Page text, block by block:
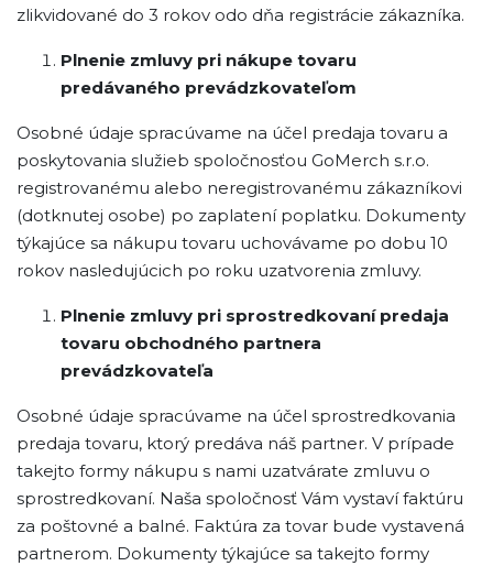
zlikvidované do 3 rokov odo dňa registrácie zákazníka.
Plnenie zmluvy pri nákupe tovaru
predávaného prevádzkovateľom
Osobné údaje spracúvame na účel predaja tovaru a
poskytovania služieb spoločnosťou GoMerch s.r.o.
registrovanému alebo neregistrovanému zákazníkovi
(dotknutej osobe) po zaplatení poplatku. Dokumenty
týkajúce sa nákupu tovaru uchovávame po dobu 10
rokov nasledujúcich po roku uzatvorenia zmluvy.
Plnenie zmluvy pri sprostredkovaní predaja
tovaru obchodného partnera
prevádzkovateľa
Osobné údaje spracúvame na účel sprostredkovania
predaja tovaru, ktorý predáva náš partner. V prípade
takejto formy nákupu s nami uzatvárate zmluvu o
sprostredkovaní. Naša spoločnosť Vám vystaví faktúru
za poštovné a balné. Faktúra za tovar bude vystavená
partnerom. Dokumenty týkajúce sa takejto formy